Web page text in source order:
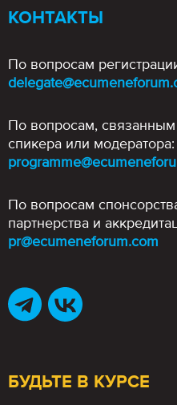
БУДЬТЕ В КУРСЕ
КОНТАКТЫ
По вопросам
По вопросам,
спикера или модератора:
По вопросам
партнерства и
pr@ecumeneforum.com